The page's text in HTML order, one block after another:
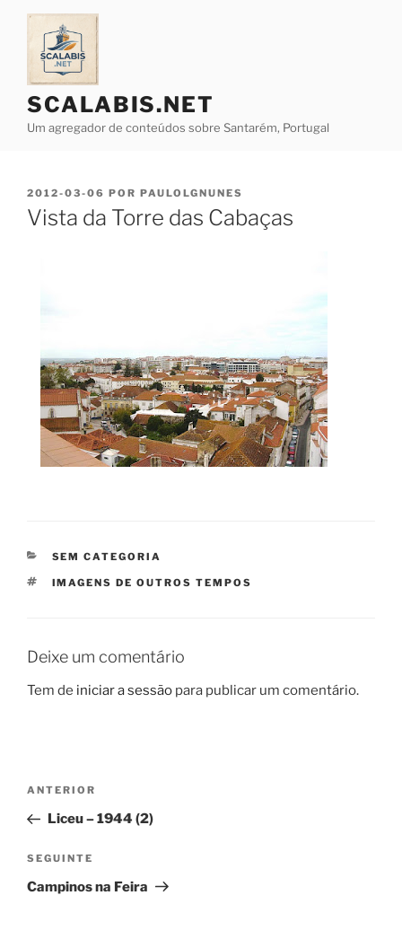
Saltar
conteúdo
SCALABIS.NET
Um agregador de conteúdos sobre Santarém, Portugal
PUBLICADO
EM
2012-03-06 POR PAULOLGNUNES
Vista da Torre das Cabaças
CATEGORIAS
SEM CATEGORIA
ETIQUETAS
IMAGENS DE OUTROS TEMPOS
Deixe um comentário
Tem de iniciar a sessão para publicar um comentário.
Navegação
artigos
Conteúdo
anterior
ANTERIOR
Liceu – 1944 (2)
Conteúdo
seguinte
SEGUINTE
Campinos na Feira